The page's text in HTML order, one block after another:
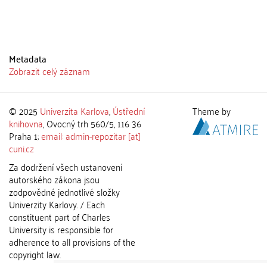
Metadata
Zobrazit celý záznam
© 2025 Univerzita Karlova,Ústřední
knihovna, Ovocný trh 560/5, 116 36
Praha 1;email: admin-repozitar [at]
cuni.cz
Za dodržení všech ustanovení
autorského zákona jsou
zodpovědné jednotlivé složky
Univerzity Karlovy. / Each
constituent part of Charles
University is responsible for
adherence to all provisions of the
copyright law.
Theme by